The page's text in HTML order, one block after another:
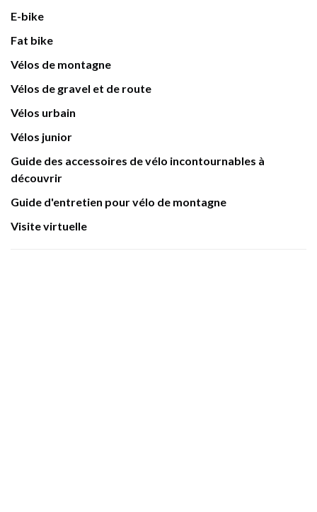
E-bike
Fat bike
Vélos de montagne
Vélos de gravel et de route
Vélos urbain
Vélos junior
Guide des accessoires de vélo incontournables à
découvrir
Guide d'entretien pour vélo de montagne
Visite virtuelle